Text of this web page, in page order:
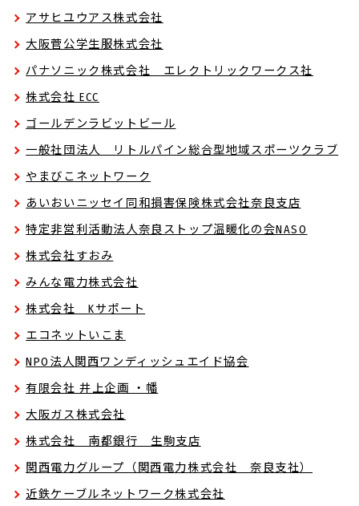
アサヒユウアス株式会社
大阪菅公学生服株式会社
パナソニック株式会社 エレクトリックワークス社
株式会社 ECC
ゴールデンラビットビール
一般社団法人 リトルパイン総合型地域スポーツクラブ
やまびこネットワーク
あいおいニッセイ同和損害保険株式会社奈良支店
特定非営利活動法人奈良ストップ温暖化の会NASO
株式会社すおみ
みんな電力株式会社
株式会社 Kサポート
エコネットいこま
NPO法人関西ワンディッシュエイド協会
有限会社 井上企画 ・幡
大阪ガス株式会社
株式会社 南都銀行 生駒支店
関西電力グループ（関西電力株式会社 奈良支社）
近鉄ケーブルネットワーク株式会社